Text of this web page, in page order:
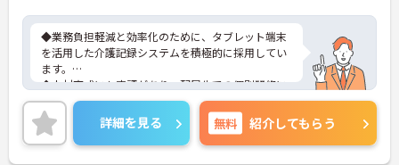
◆業務負担軽減と効率化のために、タブレット端末
を活用した介護記録システムを積極的に採用してい
ます。
◆人材育成にも定評があり、配属先での個別研修に
加え、本部主導の集合研修やeラーニングシステムな
ど、未経験からでも着実にスキルアップできる教育
体制が整っています
◆育児・介護支援制度も充実しており、育児休暇取
詳細を見る 無料 紹介してもらう